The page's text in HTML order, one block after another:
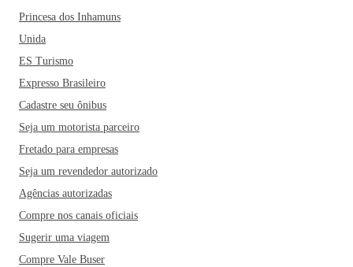
Princesa dos Inhamuns
Unida
ES Turismo
Expresso Brasileiro
Cadastre seu ônibus
Seja um motorista parceiro
Fretado para empresas
Seja um revendedor autorizado
Agências autorizadas
Compre nos canais oficiais
Sugerir uma viagem
Compre Vale Buser